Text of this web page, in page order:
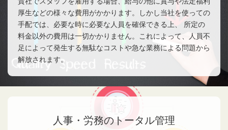
厚生などの様々な費用がかかります。しかし当社を使っての
手配では、必要な時に必要な人員を確保できる上、 所定の
料金以外の費用は一切かかりません。これによって、人員不
足によって発生する無駄なコストや急な業務による問題から
解放されます。
人事・労務のトータル管理